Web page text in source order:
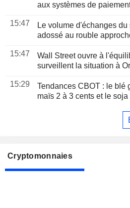
aux systèmes de
15:47
Le volume d'échanges
adossé au rouble
PSB
15:47
Wall Street ouvre à
surveillent la situation à
15:29
Tendances CBOT : le blé
maïs 2 à 3 cents et le
Cryptomonnaies